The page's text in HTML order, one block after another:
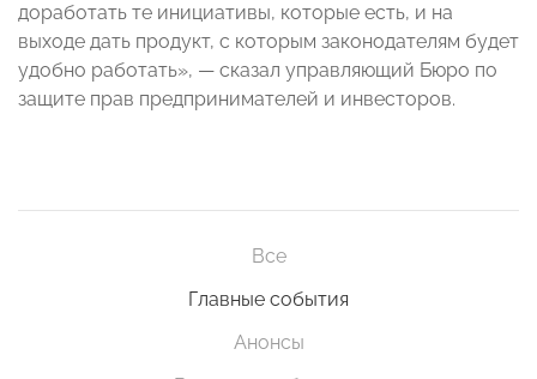
доработать те инициативы, которые есть, и на
выходе дать продукт, с которым законодателям будет
удобно работать», — сказал управляющий Бюро по
защите прав предпринимателей и инвесторов.
Все
Главные события
Анонсы